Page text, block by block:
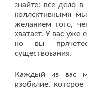
знайте: все дело
коллективными
желанием того,
хватает. У вас уже
но вы
существования.
Каждый из вас
изобилие,